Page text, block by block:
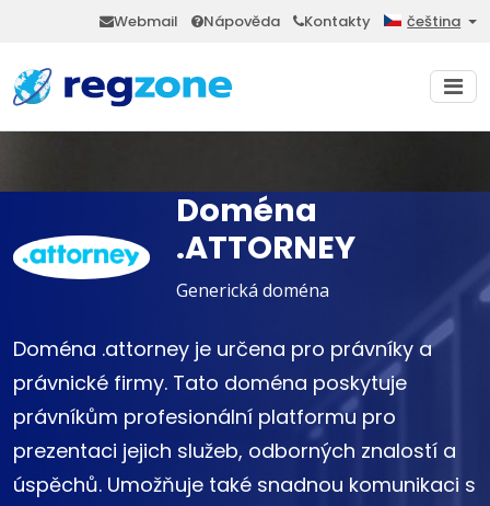
Webmail Nápověda Kontakty čeština
Doména
.ATTORNEY
Generická doména
Doména .attorney je určena pro právníky a
právnické firmy. Tato doména poskytuje
právníkům profesionální platformu pro
prezentaci jejich služeb, odborných znalostí a
úspěchů. Umožňuje také snadnou komunikaci s